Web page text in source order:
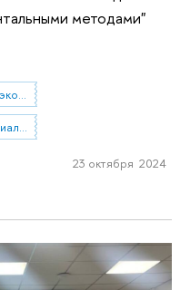
методами"
Проектная группа "Исследование экономических последствий революций квазиэкспериментальными методами"
Проектные группы факультета социальных наук
23 октября 2024